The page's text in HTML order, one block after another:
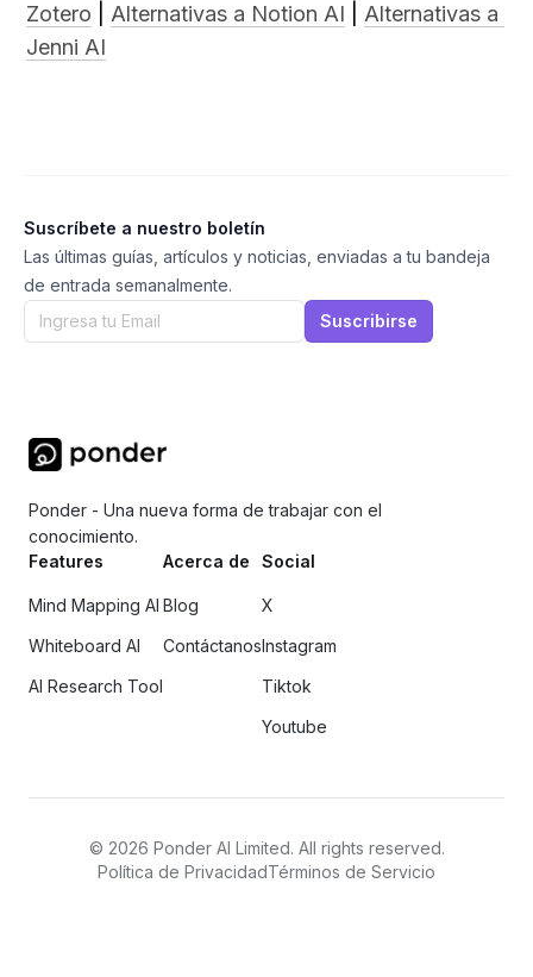
Zotero
Alternativas a Notion AI
Alternativas a
Jenni AI
Suscríbete a nuestro boletín
Las últimas guías, artículos y noticias, enviadas a tu bandeja
de entrada semanalmente.
Suscribirse
Ponder - Una nueva forma de trabajar con el
conocimiento.
Features
Mind Mapping AI
Whiteboard AI
AI Research Tool
Acerca de
Blog
Contáctanos
Social
X
Instagram
Tiktok
Youtube
© 2026 Ponder AI Limited. All rights reserved.
Política de PrivacidadTérminos de Servicio